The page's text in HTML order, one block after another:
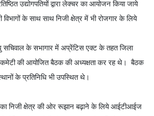
उद्योगपतियों द्वारा लेक्चर का आयोजन किया जाये
विभागों के साथ साथ निजी क्षेत्र में भी रोजगार के लिये
के सभागार में अप्रेंटिस एक्ट के तहत जिला
कमेटी की आयोजित बैठक की अध्यक्षता कर रह थे। बैठक
के प्रतिनिधि भी उपस्थित थे।
निजी क्षेत्र की ओर रूझान बढ़ाने के लिये आईटीआईज